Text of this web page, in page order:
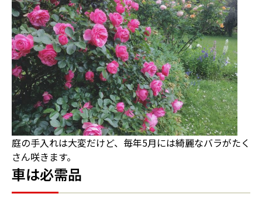
庭の手入れは大変だけど、毎年5月には綺麗なバラがたく
さん咲きます。
車は必需品